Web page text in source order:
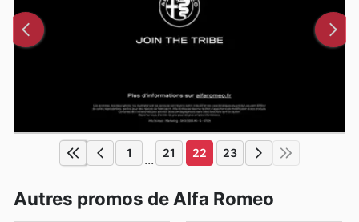
1 ... 21 22 23
Autres promos de Alfa Romeo